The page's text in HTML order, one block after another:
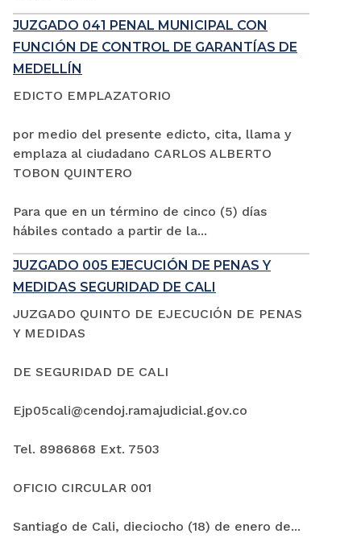
JUZGADO 041 PENAL MUNICIPAL CON
FUNCIÓN DE CONTROL DE GARANTÍAS DE
MEDELLÍN
EDICTO EMPLAZATORIO
por medio del presente edicto, cita, llama y
emplaza al ciudadano CARLOS ALBERTO
TOBON QUINTERO
Para que en un término de cinco (5) días
hábiles contado a partir de la...
JUZGADO 005 EJECUCIÓN DE PENAS Y
MEDIDAS SEGURIDAD DE CALI
JUZGADO QUINTO DE EJECUCIÓN DE PENAS
Y MEDIDAS
DE SEGURIDAD DE CALI
Ejp05cali@cendoj.ramajudicial.gov.co
Tel. 8986868 Ext. 7503
OFICIO CIRCULAR 001
Santiago de Cali, dieciocho (18) de enero de...